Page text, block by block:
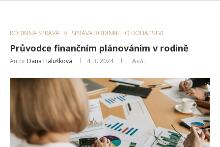
RODINNÁ SPRÁVA SPRÁVA RODINNÉHO BOHATSTVÍ
Průvodce finančním plánováním v rodině
Autor Dana Halušková 4. 3. 2024 A+A-